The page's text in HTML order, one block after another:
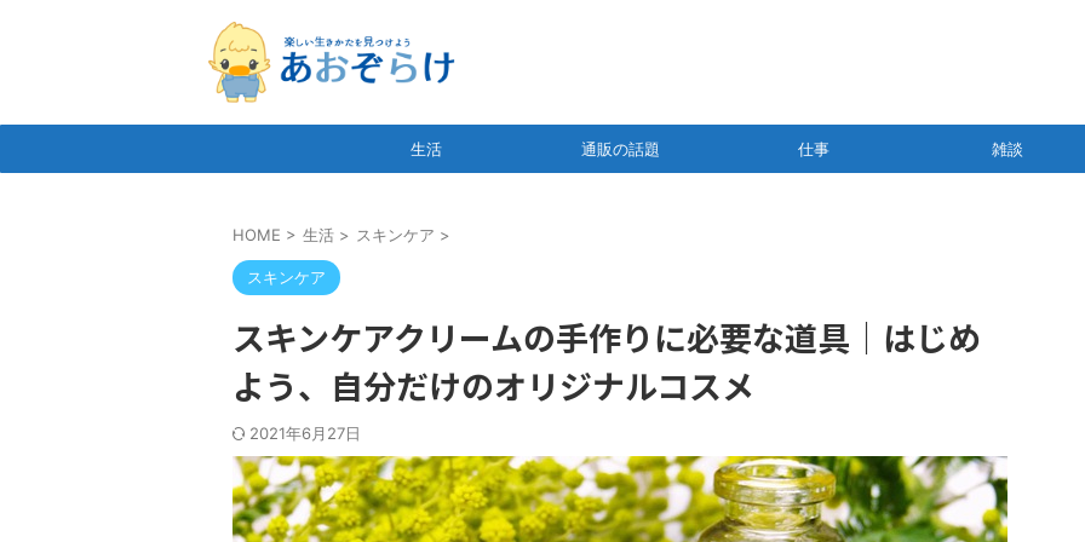
生活 通販の話題 仕事 雑談
HOME > 生活 > スキンケア >
スキンケア
スキンケアクリームの手作りに必要な道具｜はじめ
よう、自分だけのオリジナルコスメ
2021年6月27日